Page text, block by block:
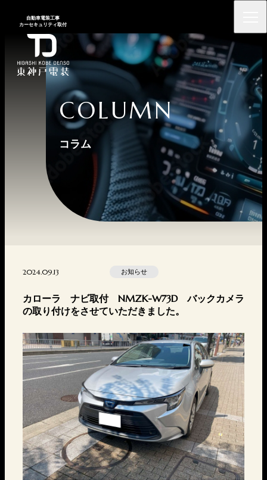
⾃動⾞電装⼯事
カーセキュリティ取付
COLUMN
コラム
2024.09.13 お知らせ
カローラ ナビ取付 NMZK-W73D バックカメラ
の取り付けをさせていただきました。